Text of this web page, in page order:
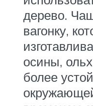
дерево.
вагонку,
осины,
более